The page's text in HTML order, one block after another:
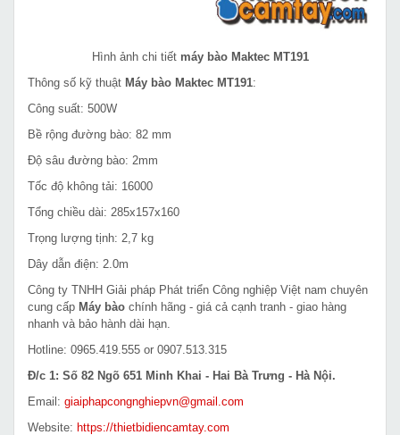
Hình ảnh chi tiết máy bào Maktec MT191
Thông số kỹ thuật Máy bào Maktec MT191:
Công suất: 500W
Bề rộng đường bào: 82 mm
Độ sâu đường bào: 2mm
Tốc độ không tải: 16000
Tổng chiều dài: 285x157x160
Trọng lượng tịnh: 2,7 kg
Dây dẫn điện: 2.0m
Công ty TNHH Giải pháp Phát triển Công nghiệp Việt nam chuyên
cung cấp Máy bào chính hãng - giá cả cạnh tranh - giao hàng
nhanh và bảo hành dài hạn.
Hotline: 0965.419.555 or 0907.513.315
Đ/c 1: Số 82 Ngõ 651 Minh Khai - Hai Bà Trưng - Hà Nội.
Email: giaiphapcongnghiepvn@gmail.com
Website: https://thietbidiencamtay.com